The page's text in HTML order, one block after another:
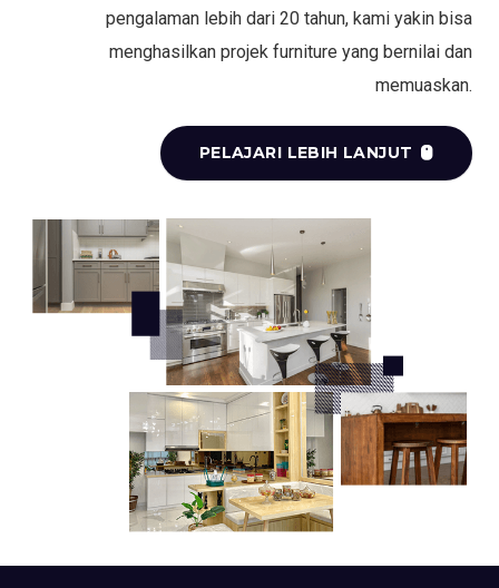
pengalaman lebih dari 20 tahun, kami yakin bisa
menghasilkan projek furniture yang bernilai dan
memuaskan.
PELAJARI LEBIH LANJUT